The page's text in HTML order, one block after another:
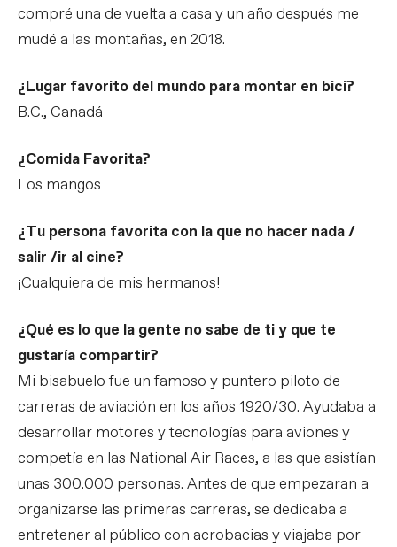
compré una de vuelta a casa y un año después me
mudé a las montañas, en 2018.
¿Lugar favorito del mundo para montar en bici?
B.C., Canadá
¿Comida Favorita?
Los mangos
¿Tu persona favorita con la que no hacer nada /
salir /ir al cine?
¡Cualquiera de mis hermanos!
¿Qué es lo que la gente no sabe de ti y que te
gustaría compartir?
Mi bisabuelo fue un famoso y puntero piloto de
carreras de aviación en los años 1920/30. Ayudaba a
desarrollar motores y tecnologías para aviones y
competía en las National Air Races, a las que asistían
unas 300.000 personas. Antes de que empezaran a
organizarse las primeras carreras, se dedicaba a
entretener al público con acrobacias y viajaba por